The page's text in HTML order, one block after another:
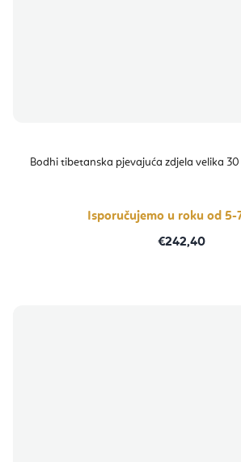
Bodhi tibetanska pjevajuća zdjela velika
Isporučujemo u roku od 5-
€242,40